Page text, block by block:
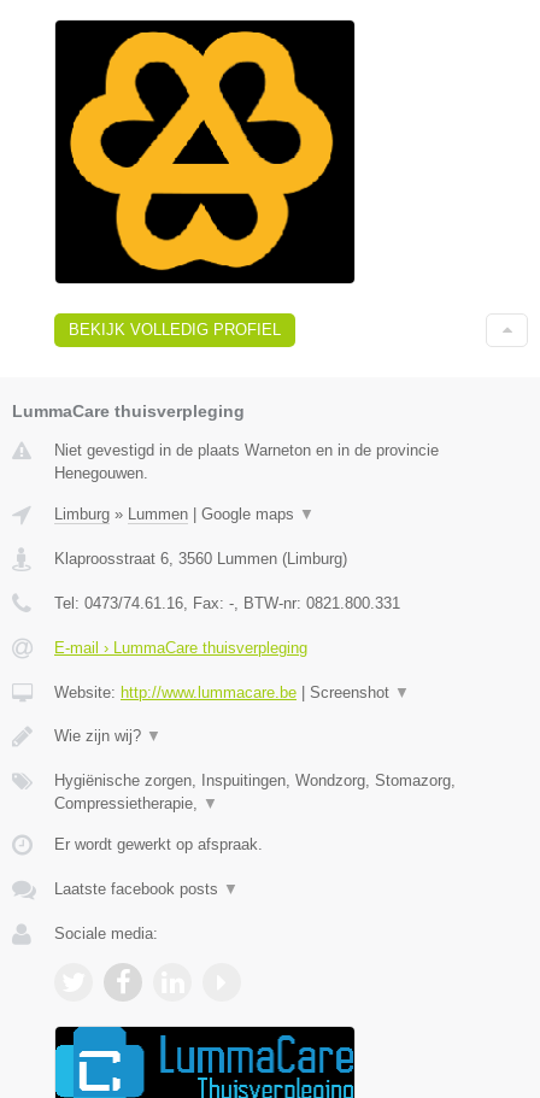
BEKIJK VOLLEDIG PROFIEL
LummaCare thuisverpleging
Niet gevestigd in de plaats Warneton en in de provincie
Henegouwen.
Limburg » Lummen Google maps ▼
Klaproosstraat 6, 3560 Lummen (Limburg)
Tel: 0473/74.61.16, Fax: -, BTW-nr: 0821.800.331
E-mail › LummaCare thuisverpleging
Website: http://www.lummacare.be Screenshot ▼
Wie zijn wij? ▼
Hygiënische zorgen, Inspuitingen, Wondzorg, Stomazorg,
Compressietherapie, ▼
Er wordt gewerkt op afspraak.
Laatste facebook posts ▼
Sociale media: